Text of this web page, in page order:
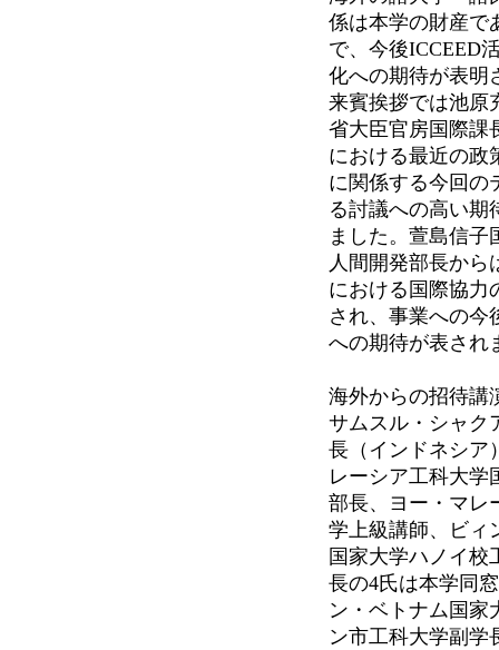
係は本学の財産で
で、今後ICCEED
化への期待が表明
来賓挨拶では池原
省大臣官房国際課
における最近の政
に関係する今回の
る討議への高い期
ました。萱島信子
人間開発部長から
における国際協力
され、事業への今
への期待が表され
海外からの招待講
サムスル・シャク
長（インドネシア
レーシア工科大学
部長、ヨー・マレ
学上級講師、ビィ
国家大学ハノイ校
長の4氏は本学同
ン・ベトナム国家
ン市工科大学副学